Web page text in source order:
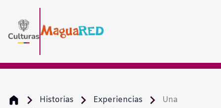
Historias Experiencias
Una